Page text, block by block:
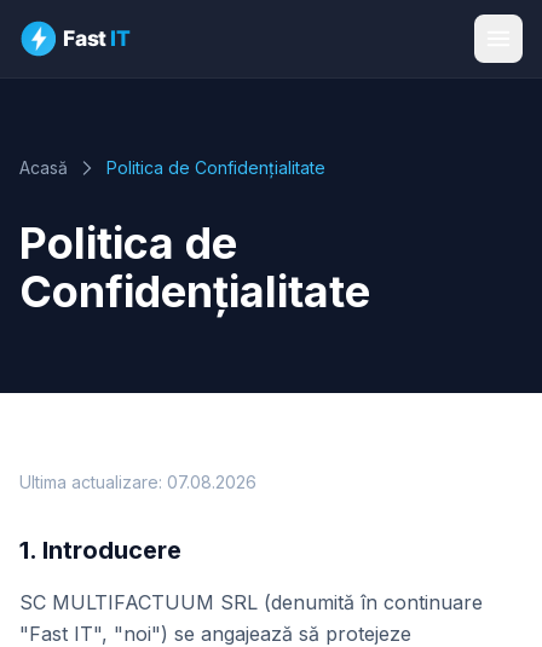
Acasă Politica de Confidențialitate
Politica de
Confidențialitate
Ultima actualizare: 07.08.2026
1. Introducere
SC MULTIFACTUUM SRL (denumită în continuare
"Fast IT", "noi") se angajează să protejeze